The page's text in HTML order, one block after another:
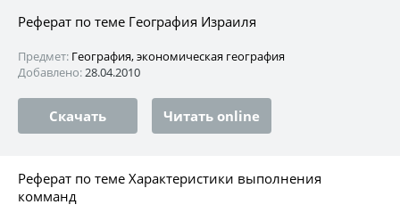
Реферат по теме География Израиля
Предмет: География, экономическая география
Добавлено:28.04.2010
Скачать Читать online
Реферат по теме Характеристики выполнения
комманд